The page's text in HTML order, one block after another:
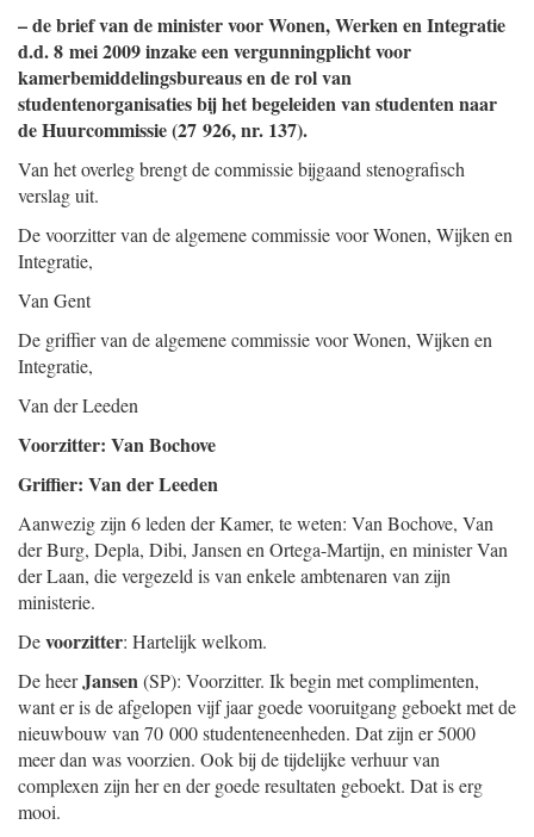
– de brief van de minister voor Wonen, Werken en Integratie
d.d. 8 mei 2009 inzake een vergunningplicht voor
kamerbemiddelingsbureaus en de rol van
studentenorganisaties bij het begeleiden van studenten naar
de Huurcommissie (27 926, nr. 137).
Van het overleg brengt de commissie bijgaand stenografisch
verslag uit.
De voorzitter van de algemene commissie voor Wonen, Wijken en
Integratie,
Van Gent
De griffier van de algemene commissie voor Wonen, Wijken en
Integratie,
Van der Leeden
Voorzitter: Van Bochove
Griffier: Van der Leeden
Aanwezig zijn 6 leden der Kamer, te weten: Van Bochove, Van
der Burg, Depla, Dibi, Jansen en Ortega-Martijn, en minister Van
der Laan, die vergezeld is van enkele ambtenaren van zijn
ministerie.
Devoorzitter: Hartelijk welkom.
De heerJansen(SP): Voorzitter. Ik begin met complimenten,
want er is de afgelopen vijf jaar goede vooruitgang geboekt met de
nieuwbouw van 70 000 studenteneenheden. Dat zijn er 5000
meer dan was voorzien. Ook bij de tijdelijke verhuur van
complexen zijn her en der goede resultaten geboekt. Dat is erg
mooi.